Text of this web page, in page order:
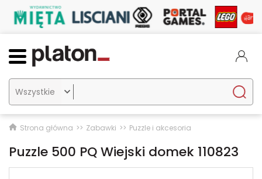

Strona główna Zabawki Puzzle i akcesoria
Puzzle 500 PQ Wiejski domek 110823